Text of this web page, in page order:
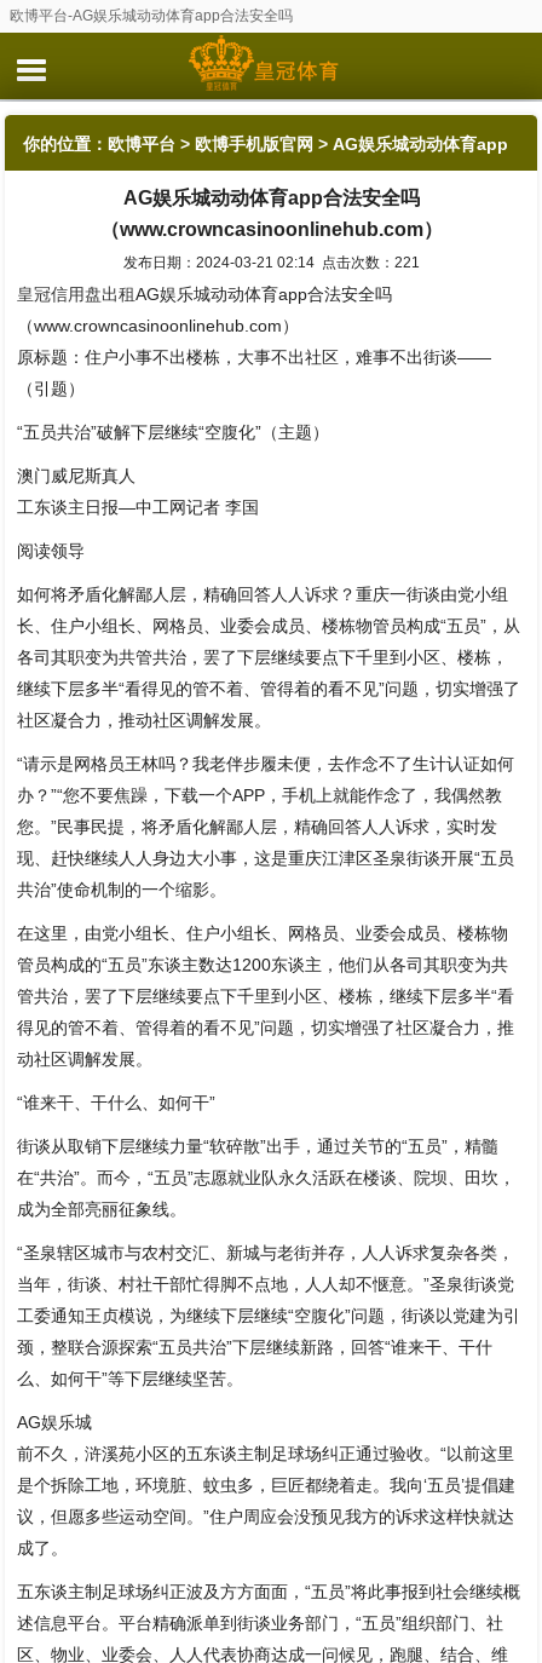
欧博平台-AG娱乐城动动体育app合法安全吗
（www.crowncasinoonlinehub.com）
你的位置： 欧博平台 > 欧博手机版官网 > AG娱乐城动动体育app
合法安全吗（www.crowncasinoonlinehub.com）
AG娱乐城动动体育app合法安全吗
（www.crowncasinoonlinehub.com）
发布日期：2024-03-21 02:14 点击次数：221
皇冠信用盘出租AG娱乐城动动体育app合法安全吗
（www.crowncasinoonlinehub.com）
原标题：住户小事不出楼栋，大事不出社区，难事不出街谈——
（引题）
“五员共治”破解下层继续“空腹化”（主题）
澳门威尼斯真人
工东谈主日报—中工网记者 李国
阅读领导
如何将矛盾化解鄙人层，精确回答人人诉求？重庆一街谈由党小组
长、住户小组长、网格员、业委会成员、楼栋物管员构成“五员”，从
各司其职变为共管共治，罢了下层继续要点下千里到小区、楼栋，
继续下层多半“看得见的管不着、管得着的看不见”问题，切实增强了
社区凝合力，推动社区调解发展。
“请示是网格员王林吗？我老伴步履未便，去作念不了生计认证如何
办？”“您不要焦躁，下载一个APP，手机上就能作念了，我偶然教
您。”民事民提，将矛盾化解鄙人层，精确回答人人诉求，实时发
现、赶快继续人人身边大小事，这是重庆江津区圣泉街谈开展“五员
共治”使命机制的一个缩影。
在这里，由党小组长、住户小组长、网格员、业委会成员、楼栋物
管员构成的“五员”东谈主数达1200东谈主，他们从各司其职变为共
管共治，罢了下层继续要点下千里到小区、楼栋，继续下层多半“看
得见的管不着、管得着的看不见”问题，切实增强了社区凝合力，推
动社区调解发展。
“谁来干、干什么、如何干”
街谈从取销下层继续力量“软碎散”出手，通过关节的“五员”，精髓
在“共治”。而今，“五员”志愿就业队永久活跃在楼谈、院坝、田坎，
成为全部亮丽征象线。
“圣泉辖区城市与农村交汇、新城与老街并存，人人诉求复杂各类，
当年，街谈、村社干部忙得脚不点地，人人却不惬意。”圣泉街谈党
工委通知王贞模说，为继续下层继续“空腹化”问题，街谈以党建为引
颈，整联合源探索“五员共治”下层继续新路，回答“谁来干、干什
么、如何干”等下层继续坚苦。
AG娱乐城
前不久，浒溪苑小区的五东谈主制足球场纠正通过验收。“以前这里
是个拆除工地，环境脏、蚊虫多，巨匠都绕着走。我向‘五员’提倡建
议，但愿多些运动空间。”住户周应会没预见我方的诉求这样快就达
成了。
五东谈主制足球场纠正波及方方面面，“五员”将此事报到社会继续概
述信息平台。平台精确派单到街谈业务部门，“五员”组织部门、社
区、物业、业委会、人人代表协商达成一问候见，跑腿、结合、维